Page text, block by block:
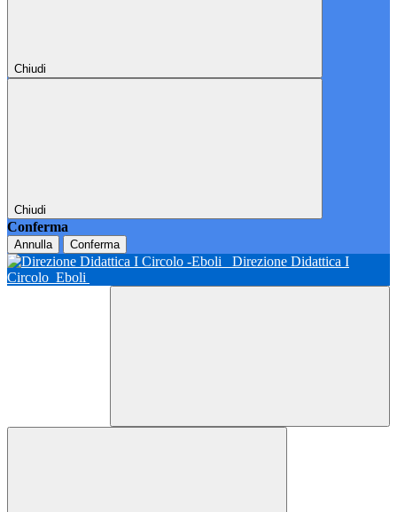
Chiudi
Chiudi
Conferma
Annulla Conferma
Direzione Didattica I
Circolo Eboli